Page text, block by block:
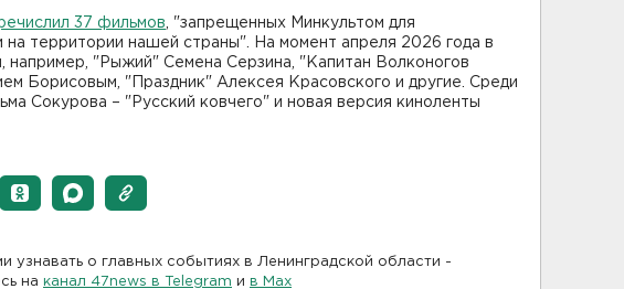
37 фильмов , "запрещенных Минкультом для
на территории нашей страны". На момент апреля 2026 года в
например, "Рыжий" Семена Серзина, "Капитан Волконогов
Борисовым, "Праздник" Алексея Красовского и другие. Среди
Сокурова – "Русский ковчего" и новая версия киноленты
узнавать о главных событиях в Ленинградской области -
на канал 47news в Telegram и в Maх